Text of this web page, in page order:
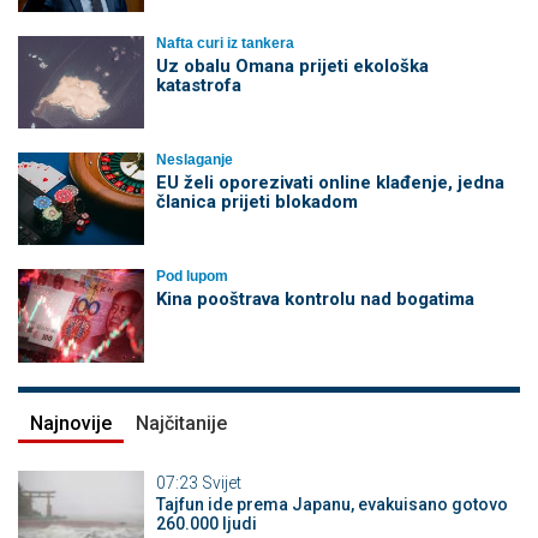
Nafta curi iz tankera
Uz obalu Omana prijeti ekološka
katastrofa
Neslaganje
EU želi oporezivati online klađenje, jedna
članica prijeti blokadom
Pod lupom
Kina pooštrava kontrolu nad bogatima
Najnovije Najčitanije
07:23 Svijet
Tajfun ide prema Japanu, evakuisano gotovo
260.000 ljudi